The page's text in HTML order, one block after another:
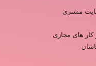
مشتری
های مجازی